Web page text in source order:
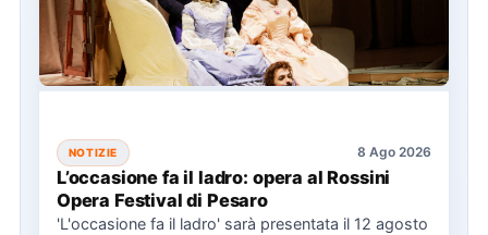
NOTIZIE 8 Ago 2026
L’occasione fa il ladro: opera al Rossini
Opera Festival di Pesaro
'L'occasione fa il ladro' sarà presentata il 12 agosto